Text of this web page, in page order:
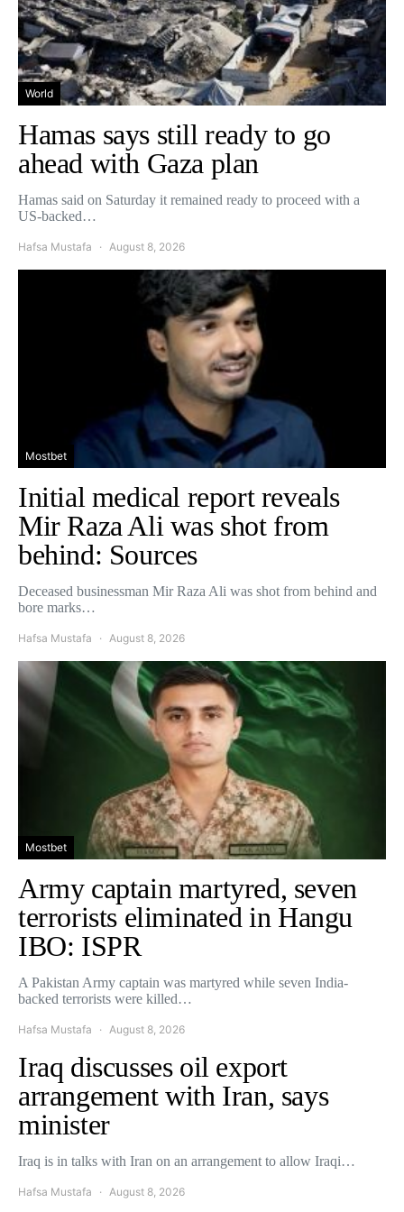
World
Hamas says still ready to go
ahead with Gaza plan
Hamas said on Saturday it remained ready to proceed with a
US-backed…
Hafsa Mustafa August 8, 2026
Mostbet
Initial medical report reveals
Mir Raza Ali was shot from
behind: Sources
Deceased businessman Mir Raza Ali was shot from behind and
bore marks…
Hafsa Mustafa August 8, 2026
Mostbet
Army captain martyred, seven
terrorists eliminated in Hangu
IBO: ISPR
A Pakistan Army captain was martyred while seven India-
backed terrorists were killed…
Hafsa Mustafa August 8, 2026
Iraq discusses oil export
arrangement with Iran, says
minister
Iraq is in talks with Iran on an arrangement to allow Iraqi…
Hafsa Mustafa August 8, 2026